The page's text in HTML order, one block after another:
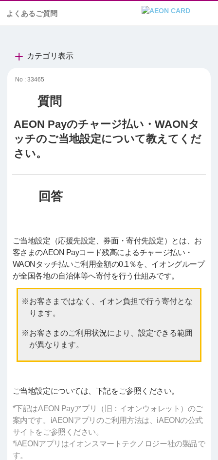
よくあるご質問
カテゴリ表示
No : 33465
AEON Payのチャージ払い・WAONタ
ッチのご当地設定について教えてくだ
さい。
ご当地設定（応援先設定、券面・寄付先設定）とは、お
客さまのAEON Payコード残高によるチャージ払い・
WAONタッチ払いご利用金額の0.1％を、イオングループ
が全国各地の自治体等へ寄付を行う仕組みです。
お客さまではなく、イオン負担で行う寄付とな
ります。
お客さまのご利用状況により、設定できる範囲
が異なります。
ご当地設定については、下記をご参照ください。
*下記はAEON Payアプリ（旧：イオンウォレット）のご
案内です。iAEONアプリのご利用方法は、iAEONの公式
サイトをご参照ください。
*iAEONアプリはイオンスマートテクノロジー社の製品で
す。